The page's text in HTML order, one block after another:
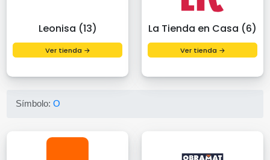
Leonisa (13)
Ver tienda →
La Tienda en Casa (6)
Ver tienda →
Símbolo:O